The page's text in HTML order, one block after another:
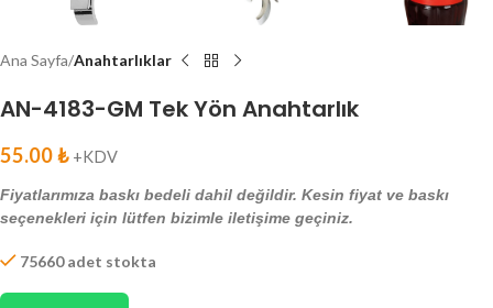
Ana Sayfa Anahtarlıklar
AN-4183-GM Tek Yön Anahtarlık
55.00₺ +KDV
Fiyatlarımıza baskı bedeli dahil değildir. Kesin fiyat ve baskı
seçenekleri için lütfen bizimle iletişime geçiniz.
75660 adet stokta